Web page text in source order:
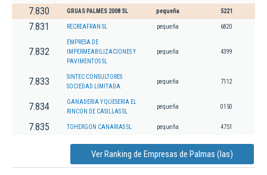
7.830 GRUAS PALMES 2008 SL pequeña 5221
7.831 RECREAFRAN SL pequeña 6820
7.832
EMPRESA DE
IMPERMEABILIZACIONES Y
PAVIMENTOS SL
pequeña 4399
7.833
SINTEC CONSULTORES
SOCIEDAD LIMITADA.
pequeña 7112
7.834
GANADERIA Y QUESERIA EL
RINCON DE CASILLAS SL
pequeña 0150
7.835 TOHERGON CANARIAS SL pequeña 4751
Ver Ranking de Empresas de Palmas (las)